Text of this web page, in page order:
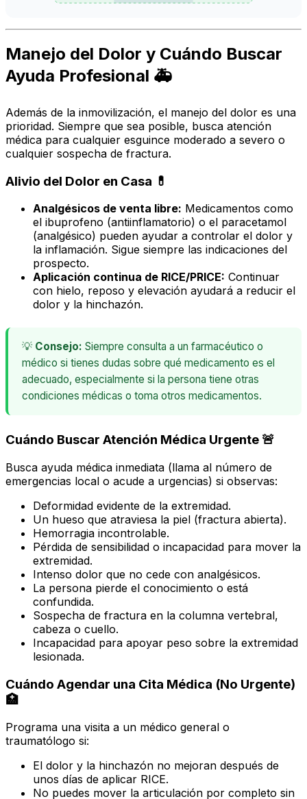
Manejo del Dolor y Cuándo Buscar
Ayuda Profesional 🚑
Además de la inmovilización, el manejo del dolor es una
prioridad. Siempre que sea posible, busca atención
médica para cualquier esguince moderado a severo o
cualquier sospecha de fractura.
Alivio del Dolor en Casa 💊
Analgésicos de venta libre: Medicamentos como
el ibuprofeno (antiinflamatorio) o el paracetamol
(analgésico) pueden ayudar a controlar el dolor y
la inflamación. Sigue siempre las indicaciones del
prospecto.
Aplicación continua de RICE/PRICE: Continuar
con hielo, reposo y elevación ayudará a reducir el
dolor y la hinchazón.
💡 Consejo: Siempre consulta a un farmacéutico o
médico si tienes dudas sobre qué medicamento es el
adecuado, especialmente si la persona tiene otras
condiciones médicas o toma otros medicamentos.
Cuándo Buscar Atención Médica Urgente 🚨
Busca ayuda médica inmediata (llama al número de
emergencias local o acude a urgencias) si observas:
Deformidad evidente de la extremidad.
Un hueso que atraviesa la piel (fractura abierta).
Hemorragia incontrolable.
Pérdida de sensibilidad o incapacidad para mover la
extremidad.
Intenso dolor que no cede con analgésicos.
La persona pierde el conocimiento o está
confundida.
Sospecha de fractura en la columna vertebral,
cabeza o cuello.
Incapacidad para apoyar peso sobre la extremidad
lesionada.
Cuándo Agendar una Cita Médica (No Urgente)
🏥
Programa una visita a un médico general o
traumatólogo si:
El dolor y la hinchazón no mejoran después de
unos días de aplicar RICE.
No puedes mover la articulación por completo sin